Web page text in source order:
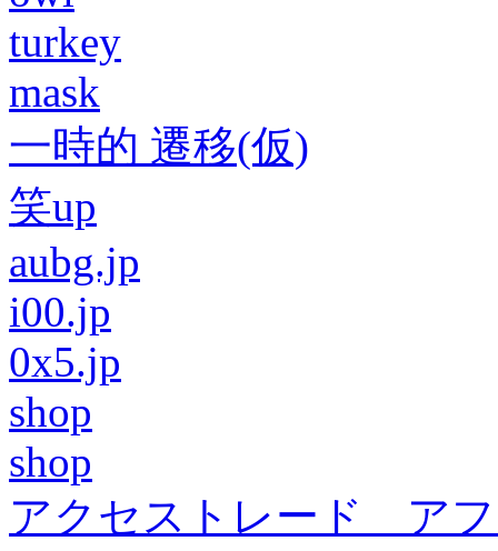
turkey
mask
一時的 遷移(仮)
笑up
aubg.jp
i00.jp
0x5.jp
shop
shop
アクセストレード ア